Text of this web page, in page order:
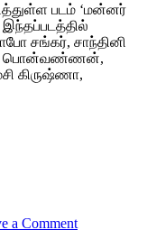
படம் ‘மன்னர்
சங்கர், சாந்தினி
பொன்வண்ணன்,
கிருஷ்ணா,
a Comment